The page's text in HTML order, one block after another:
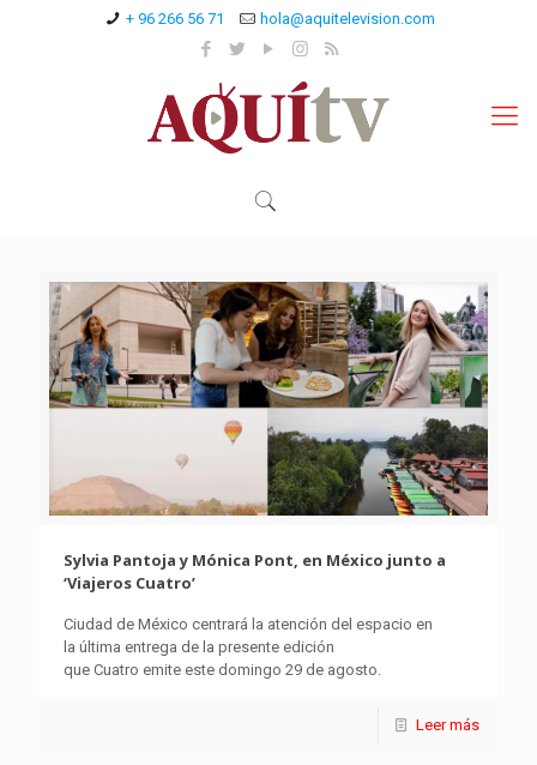
+ 96 266 56 71 hola@aquitelevision.com
Sylvia Pantoja y Mónica Pont, en México junto a
‘Viajeros Cuatro’
Ciudad de México centrará la atención del espacio en
la última entrega de la presente edición
que Cuatro emite este domingo 29 de agosto.
Leer más